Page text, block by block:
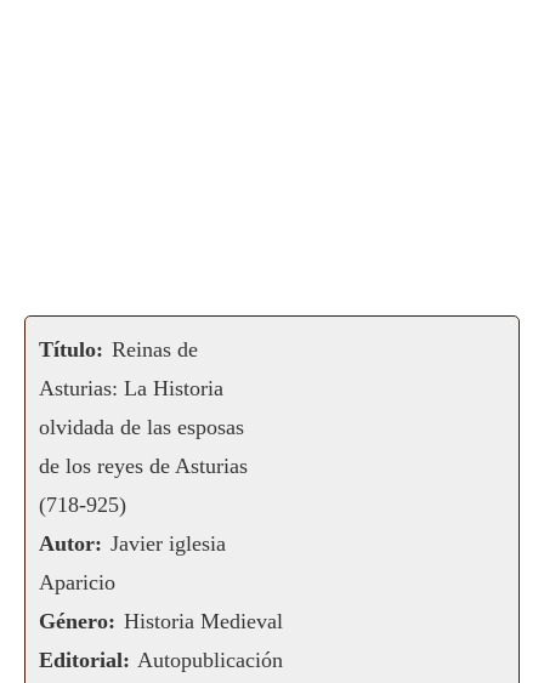
Título: Reinas de
Asturias: La Historia
olvidada de las esposas
de los reyes de Asturias
(718-925)
Autor: Javier iglesia
Aparicio
Género: Historia Medieval
Editorial: Autopublicación